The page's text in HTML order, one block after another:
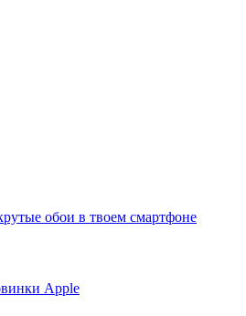
обои в твоем смартфоне
Apple